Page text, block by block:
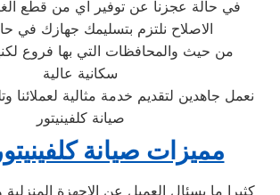
الاصلاح نلتزم بتسليمك جهازك في
من حيث والمحافظات التي بها فروع
سكانية عالية
صيانة كلفينيتور
مميزات صيانة